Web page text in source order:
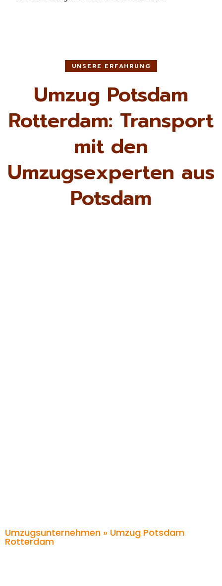
UNSERE ERFAHRUNG
Umzug Potsdam
Rotterdam: Transport
mit den
Umzugsexperten aus
Potsdam
Umzugsunternehmen » Umzug Potsdam
Rotterdam